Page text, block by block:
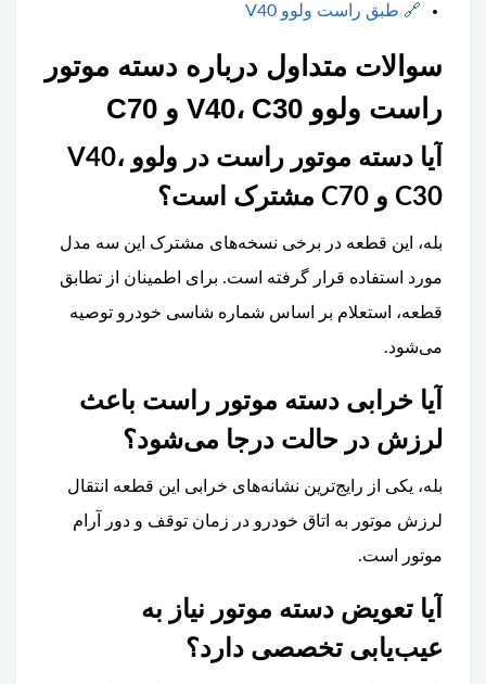
🔗 طبق راست ولوو V40
سوالات متداول درباره دسته موتور
راست ولوو V40، C30 و C70
آیا دسته موتور راست در ولوو V40،
C30 و C70 مشترک است؟
بله، این قطعه در برخی نسخه‌های مشترک این سه مدل
مورد استفاده قرار گرفته است. برای اطمینان از تطابق
قطعه، استعلام بر اساس شماره شاسی خودرو توصیه
می‌شود.
آیا خرابی دسته موتور راست باعث
لرزش در حالت درجا می‌شود؟
بله، یکی از رایج‌ترین نشانه‌های خرابی این قطعه انتقال
لرزش موتور به اتاق خودرو در زمان توقف و دور آرام
موتور است.
آیا تعویض دسته موتور نیاز به
عیب‌یابی تخصصی دارد؟